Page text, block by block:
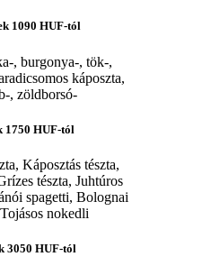
1090 HUF-tól
, burgonya-, tök-,
káposzta,
, zöldborsó-
1750 HUF-tól
Káposztás tészta,
tészta, Juhtúros
spagetti, Bolognai
nokedli
3050 HUF-tól